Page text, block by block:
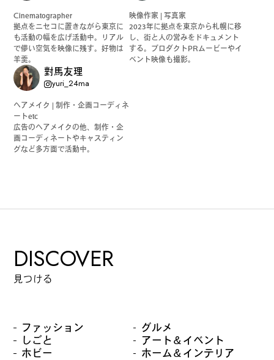
Cinematographer
拠点をニセコに置きながら東京に
も活動の幅を広げ活動中。リアル
で儚い空気を映像に残す。好物は
羊羹。
映像作家 | 写真家
2023年に拠点を東京から札幌に移
し、街と人の営みをドキュメント
する。プロダクトPRムービーやイ
ベント映像も撮影。
對馬友理
yuri_24ma
ヘアメイク | 制作・企画コーディネ
ートetc
広告のヘアメイクの他、制作・企
画コーディネートやキャスティン
グなど多方面で活動中。
DISCOVER
見つける
ファッション
グルメ
しごと
アート＆イベント
ホビー
ホーム＆インテリア